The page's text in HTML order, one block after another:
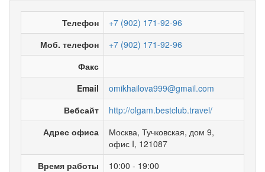
Телефон
+7 (902) 171-92-96
Моб. телефон
+7 (902) 171-92-96
Факс
Email
omikhailova999@gmail.com
Вебсайт
http://olgam.bestclub.travel/
Адрес офиса
Москва, Тучковская, дом 9,
офис I, 121087
Время работы
10:00 - 19:00